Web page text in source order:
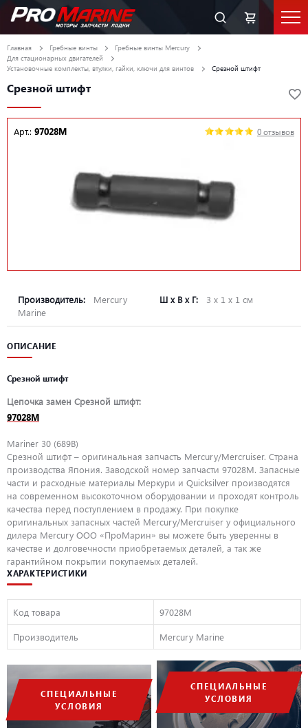
СПЕЦИАЛЬНЫЕ
УСЛОВИЯ
СПЕЦИАЛЬНЫЕ
УСЛОВИЯ
Главная Гребные винты
Гребные винты Mercury
Для стационарных двигателей
Установочные комплекты, втулки, гайки, ключи для винтов
Срезной штифт
Срезной штифт
Арт.: 97028M 0 отзывов
Производитель:
Mercury
Marine
Ш х В х Г: 3 х 1 х 1 см
ОПИСАНИЕ
Срезной штифт
Цепочка замен Срезной штифт:
97028M
Mariner 30 (689B)
Срезной штифт – оригинальная запчасть Mercury/Mercruiser. Страна
производства Япония. Заводской номер запчасти 97028M. Запасные
части и расходные материалы Меркури и Quicksilver производятся
на современном высокоточном оборудовании и проходят контроль
качества перед поступлением в продажу. При покупке
оригинальных запасных частей Mercury/Mercruiser у официального
дилера Mercury ООО «ПроМарин» вы можете быть уверенны в
качестве и долговечности приобретаемых деталей, а так же
гарантийном покрытии покупаемых деталей.
ХАРАКТЕРИСТИКИ
Код товара 97028M
Производитель Mercury Marine